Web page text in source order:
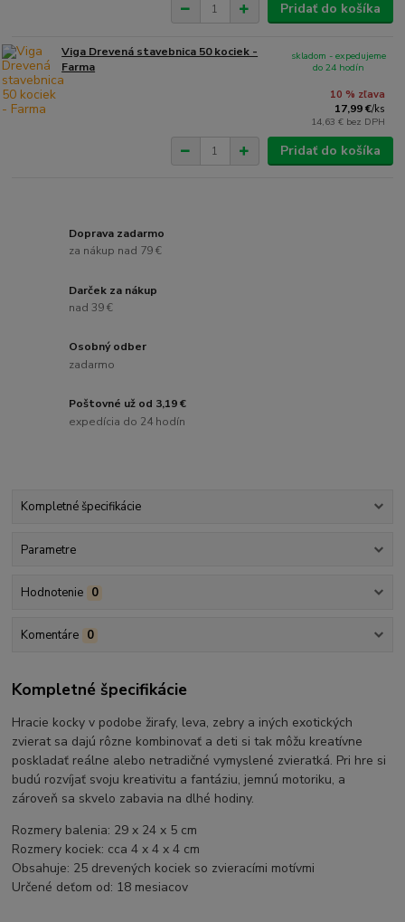
Pridať do košíka
Viga Drevená stavebnica 50 kociek -
Farma
10 % zľava
17,99 €/ks
14,63 € bez DPH
skladom - expedujeme
do 24 hodín
Pridať do košíka
Doprava zadarmo
za nákup nad 79 €
Darček za nákup
nad 39 €
Osobný odber
zadarmo
Poštovné už od 3,19 €
expedícia do 24 hodín
Kompletné špecifikácie
Parametre
Hodnotenie 0
Komentáre 0
Kompletné špecifikácie
Hracie kocky v podobe žirafy, leva, zebry a iných exotických
zvierat sa dajú rôzne kombinovať a deti si tak môžu kreatívne
poskladať reálne alebo netradičné vymyslené zvieratká. Pri hre si
budú rozvíjať svoju kreativitu a fantáziu, jemnú motoriku, a
zároveň sa skvelo zabavia na dlhé hodiny.
Rozmery balenia: 29 x 24 x 5 cm
Rozmery kociek: cca 4 x 4 x 4 cm
Obsahuje: 25 drevených kociek so zvieracími motívmi
Určené deťom od: 18 mesiacov